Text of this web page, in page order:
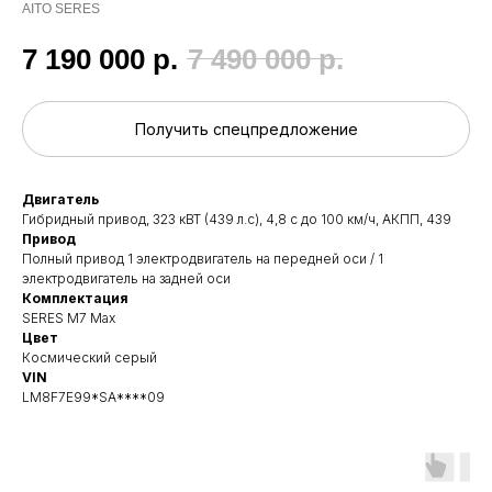
AITO SERES
7 190 000 р. 7 490 000 р.
Получить спецпредложение
Двигатель
Гибридный привод, 323 кВТ (439 л.с), 4,8 с до 100 км/ч, АКПП, 439
Привод
Полный привод 1 электродвигатель на передней оси / 1
электродвигатель на задней оси
Комплектация
SERES M7 Max
Цвет
Космический серый
VIN
LM8F7E99*SA****09